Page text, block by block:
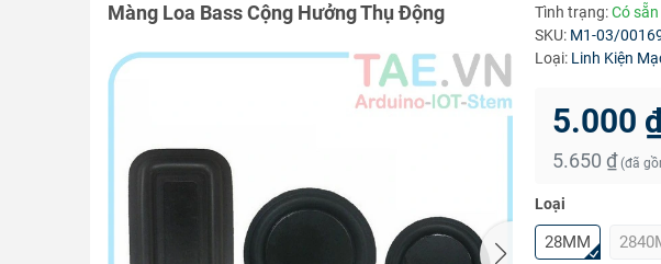
Màng Loa Bass Cộng Hưởng Thụ Động Tình trạng:Có
SKU: M1-03/
Loại: Linh Kiện
5.000
5.650 ₫ (đã
Loại
28MM